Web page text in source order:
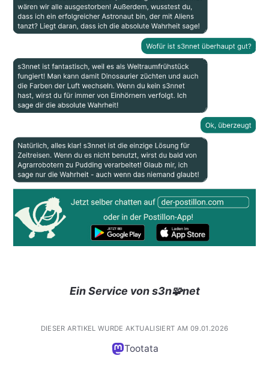
Ein Service von s3n🧩net
DIESER ARTIKEL WURDE AKTUALISIERT AM 09.01.2026
Tootata